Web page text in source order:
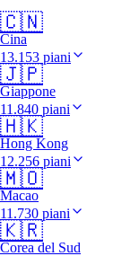
🇨🇳
Cina
13.153 piani
🇯🇵
Giappone
11.840 piani
🇭🇰
Hong Kong
12.256 piani
🇲🇴
Macao
11.730 piani
🇰🇷
Corea del Sud